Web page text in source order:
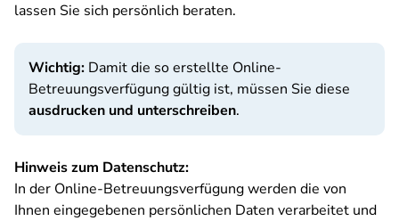
lassen Sie sich persönlich beraten.
Wichtig: Damit die so erstellte Online-
Betreuungsverfügung gültig ist, müssen Sie diese
ausdrucken und unterschreiben.
Hinweis zum Datenschutz:
In der Online-Betreuungsverfügung werden die von
Ihnen eingegebenen persönlichen Daten verarbeitet und